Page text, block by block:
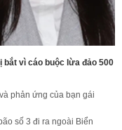
bắt vì cáo buộc lừa đảo 500
phản ứng của bạn gái
số 3 đi ra ngoài Biển